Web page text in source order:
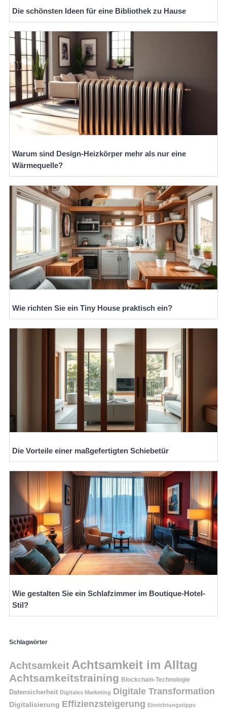
Die schönsten Ideen für eine Bibliothek zu Hause
Warum sind Design-Heizkörper mehr als nur eine
Wärmequelle?
Wie richten Sie ein Tiny House praktisch ein?
Die Vorteile einer maßgefertigten Schiebetür
Wie gestalten Sie ein Schlafzimmer im Boutique-Hotel-
Stil?
Schlagwörter
Achtsamkeit Achtsamkeit im Alltag
Achtsamkeitstraining Blockchain-Technologie
Datensicherheit Digitales Marketing Digitale Transformation
Digitalisierung Effizienzsteigerung Einrichtungstipps